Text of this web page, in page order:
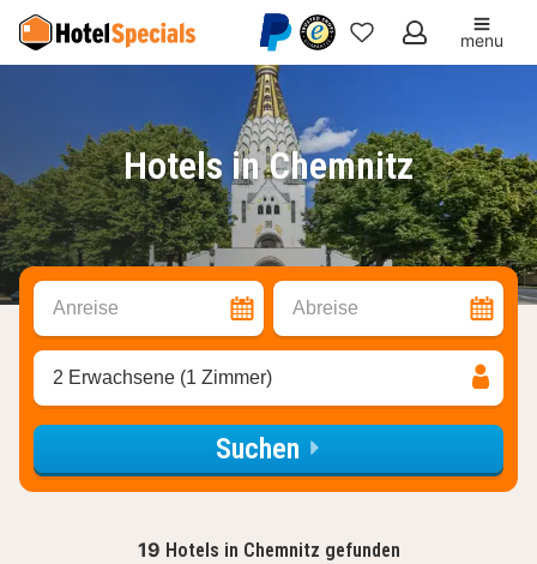
Meine
menu
Hotels in Chemnitz
Anreise Abreise
2 Erwachsene (1 Zimmer)
Suchen
19 Hotels in Chemnitz gefunden